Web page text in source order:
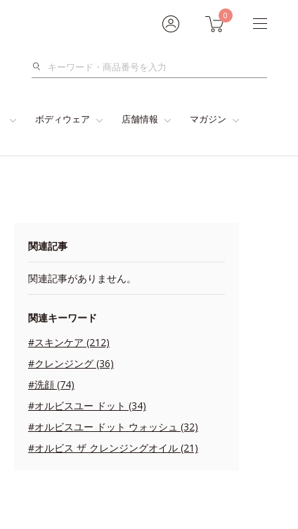
0
検
ボディウェア 店舗情報 マガジン
関連記事
関連記事がありません。
関連キーワード
#スキンケア (212)
#クレンジング (36)
#洗顔 (74)
#オルビスユー ドット (34)
#オルビスユー ドット ウォッシュ (32)
#オルビス ザ クレンジングオイル (21)